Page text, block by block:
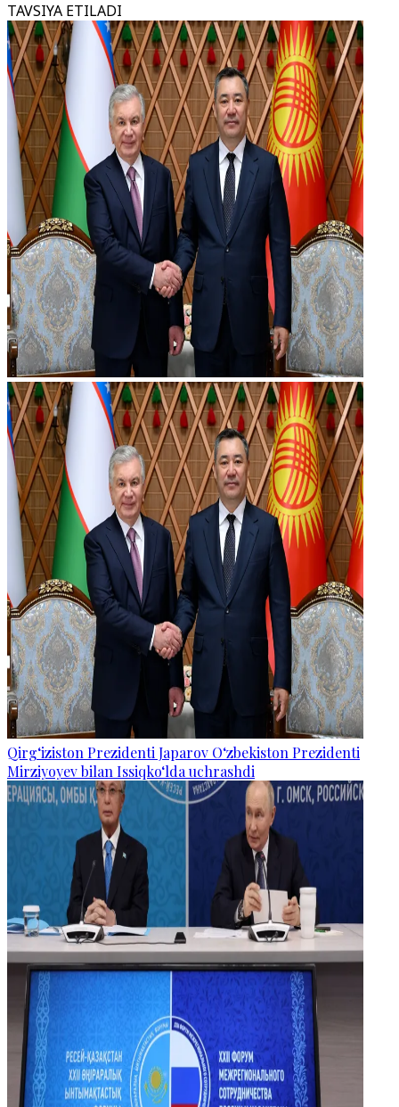
TAVSIYA ETILADI
Qirg‘iziston Prezidenti Japarov O‘zbekiston Prezidenti
Mirziyoyev bilan Issiqko‘lda uchrashdi